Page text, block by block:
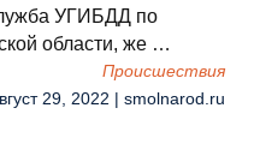
УГИБДД по
области, же …
Происшествия
29, 2022 | smolnarod.ru